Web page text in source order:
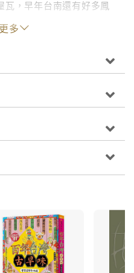
，早年台南還有好多鳳
市就紅通通的，成為名副
寫的這一段段的故事也是
世代更迭，希望藉由書中
昔日台南府城世家的飲食
多